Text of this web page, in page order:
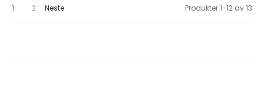
Produkter1-12 av13
You're currently reading page
1 Page
2 Page
Neste